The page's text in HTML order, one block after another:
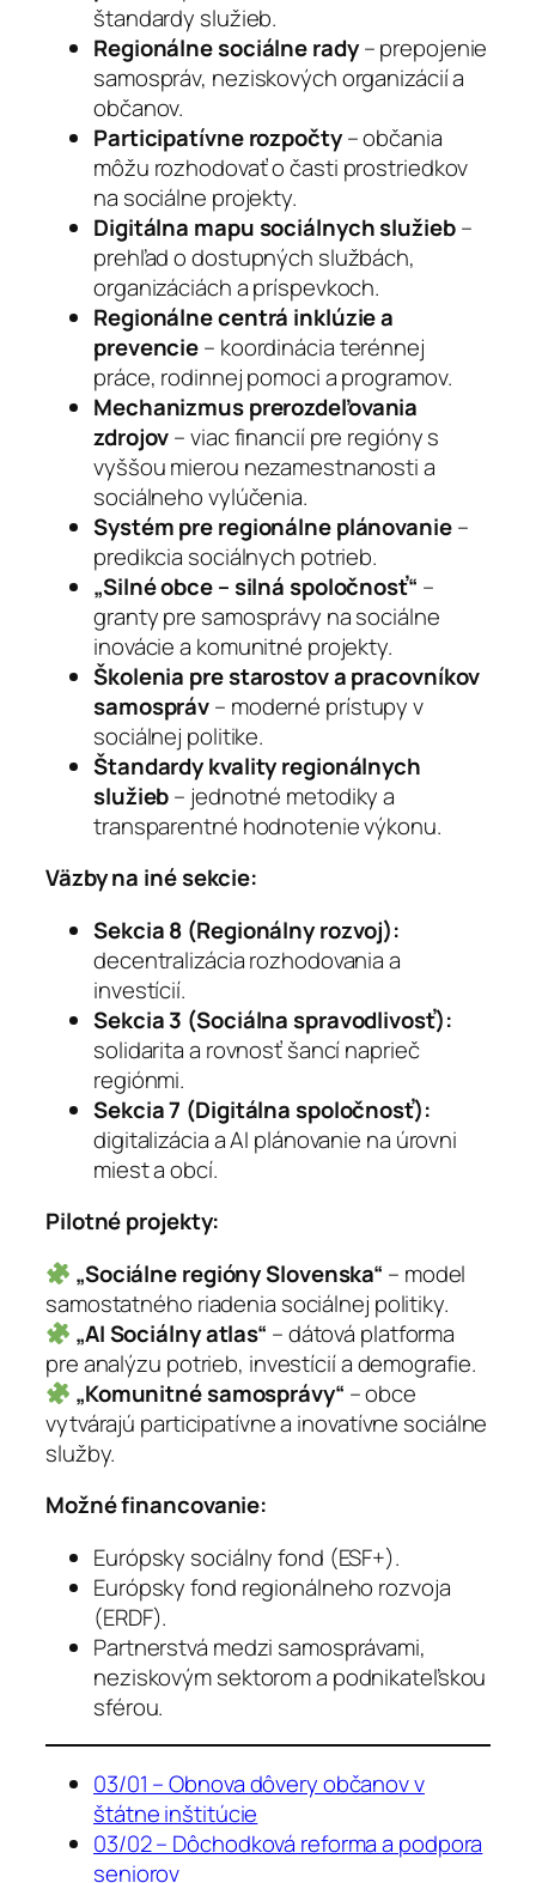
štandardy služieb.
Regionálne sociálne rady– prepojenie
samospráv, neziskových organizácií a
občanov.
Participatívne rozpočty– občania
môžu rozhodovať o časti prostriedkov
na sociálne projekty.
Digitálna mapu sociálnych služieb–
prehľad o dostupných službách,
organizáciách a príspevkoch.
Regionálne centrá inklúzie a
prevencie– koordinácia terénnej
práce, rodinnej pomoci a programov.
Mechanizmus prerozdeľovania
zdrojov– viac financií pre regióny s
vyššou mierou nezamestnanosti a
sociálneho vylúčenia.
Systém pre regionálne plánovanie–
predikcia sociálnych potrieb.
„Silné obce – silná spoločnosť“ –
granty pre samosprávy na sociálne
inovácie a komunitné projekty.
Školenia pre starostov a pracovníkov
samospráv– moderné prístupy v
sociálnej politike.
Štandardy kvality regionálnych
služieb– jednotné metodiky a
transparentné hodnotenie výkonu.
Väzby na iné sekcie:
Sekcia 8 (Regionálny rozvoj):
decentralizácia rozhodovania a
investícií.
Sekcia 3 (Sociálna spravodlivosť):
solidarita a rovnosť šancí naprieč
regiónmi.
Sekcia 7 (Digitálna spoločnosť):
digitalizácia a AI plánovanie na úrovni
miest a obcí.
Pilotné projekty:
„Sociálne regióny Slovenska“ – model
samostatného riadenia sociálnej politiky.
„AI Sociálny atlas“ – dátová platforma
pre analýzu potrieb, investícií a demografie.
„Komunitné samosprávy“ – obce
vytvárajú participatívne a inovatívne sociálne
služby.
Možné financovanie:
Európsky sociálny fond (ESF+).
Európsky fond regionálneho rozvoja
(ERDF).
Partnerstvá medzi samosprávami,
neziskovým sektorom a podnikateľskou
sférou.
03/01 – Obnova dôvery občanov v
štátne inštitúcie
03/02 – Dôchodková reforma a podpora
seniorov